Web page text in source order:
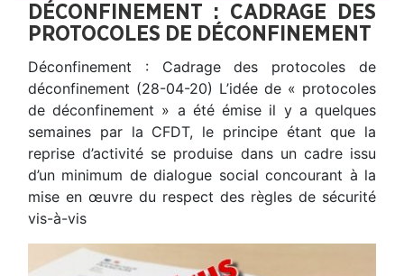
DÉCONFINEMENT : CADRAGE DES
PROTOCOLES DE DÉCONFINEMENT
Déconfinement : Cadrage des protocoles de
déconfinement (28-04-20) L’idée de « protocoles
de déconfinement » a été émise il y a quelques
semaines par la CFDT, le principe étant que la
reprise d’activité se produise dans un cadre issu
d’un minimum de dialogue social concourant à la
mise en œuvre du respect des règles de sécurité
vis-à-vis